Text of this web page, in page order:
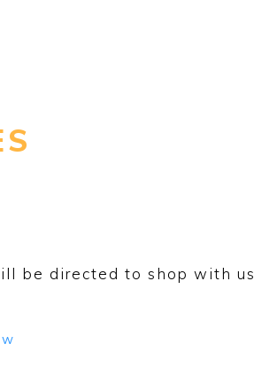
be directed to shop with us.